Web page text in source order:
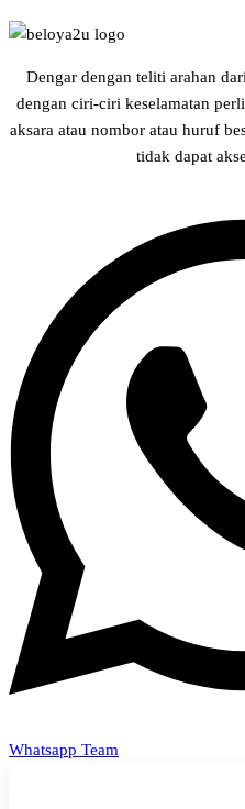
Dengar dengan teliti arahan
dengan ciri-ciri keselamatan
aksara atau nombor atau huruf
tidak dapat
Whatsapp Team